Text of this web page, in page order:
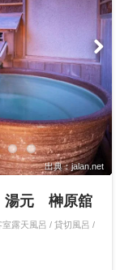
出典：jalan.net
湯元 榊原舘
露天風呂 / 貸切風呂 /